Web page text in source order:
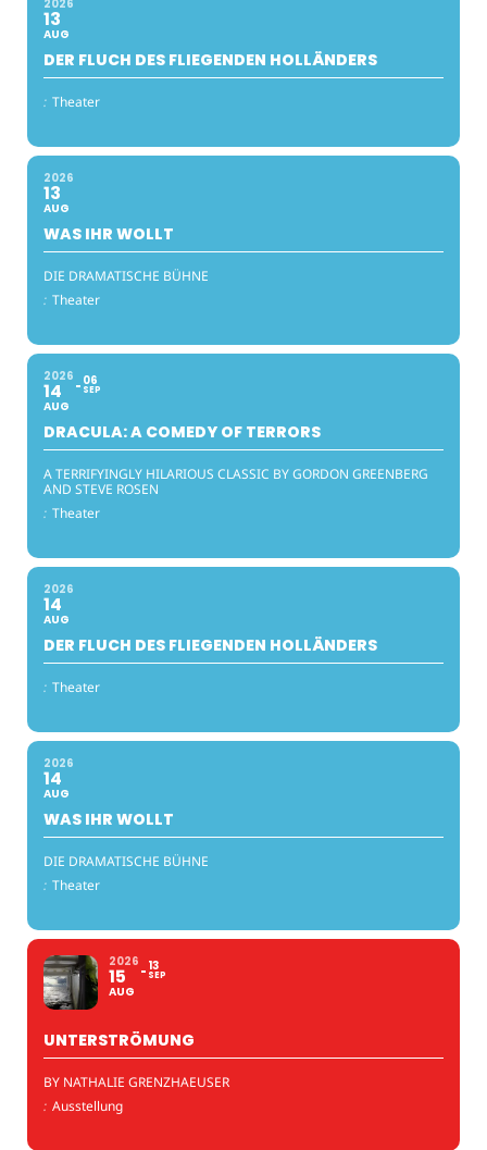
2026
13
AUG
DER FLUCH DES FLIEGENDEN HOLLÄNDERS
: Theater
2026
13
AUG
WAS IHR WOLLT
DIE DRAMATISCHE BÜHNE
: Theater
2026
14
AUG
06
SEP
DRACULA: A COMEDY OF TERRORS
A TERRIFYINGLY HILARIOUS CLASSIC BY GORDON GREENBERG
AND STEVE ROSEN
: Theater
2026
14
AUG
DER FLUCH DES FLIEGENDEN HOLLÄNDERS
: Theater
2026
14
AUG
WAS IHR WOLLT
DIE DRAMATISCHE BÜHNE
: Theater
2026
15
AUG
13
SEP
UNTERSTRÖMUNG
BY NATHALIE GRENZHAEUSER
: Ausstellung